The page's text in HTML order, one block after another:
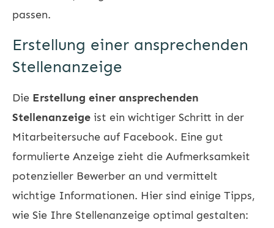
passen.
Erstellung einer ansprechenden
Stellenanzeige
Die Erstellung einer ansprechenden
Stellenanzeige ist ein wichtiger Schritt in der
Mitarbeitersuche auf Facebook. Eine gut
formulierte Anzeige zieht die Aufmerksamkeit
potenzieller Bewerber an und vermittelt
wichtige Informationen. Hier sind einige Tipps,
wie Sie Ihre Stellenanzeige optimal gestalten: